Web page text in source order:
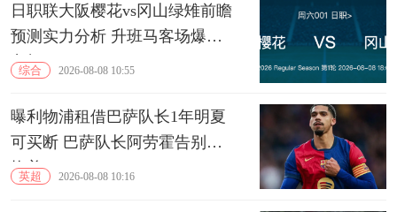
日职联大阪樱花vs冈山绿雉前瞻
预测实力分析 升班马客场爆冷
良机
综合 2026-08-08 10:55
曝利物浦租借巴萨队长1年明夏
可买断 巴萨队长阿劳霍告别诺
坎普
英超 2026-08-08 10:16